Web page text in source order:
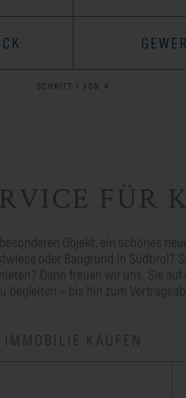
SCHRITT 1 VON 4
FÜR
Objekt, ein schönes
oder Baugrund in Südtirol?
Dann freuen wir uns, Sie auf
begleiten – bis hin zum
IMMOBILIE KAUFEN